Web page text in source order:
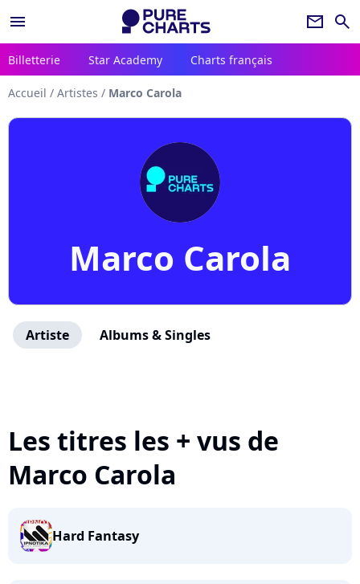
menu newsletter search
Billetterie Star Academy Charts français
Accueil / Artistes / Marco Carola
Marco Carola
Artiste Albums & Singles
Les titres les + vus de
Marco Carola
Hard Fantasy